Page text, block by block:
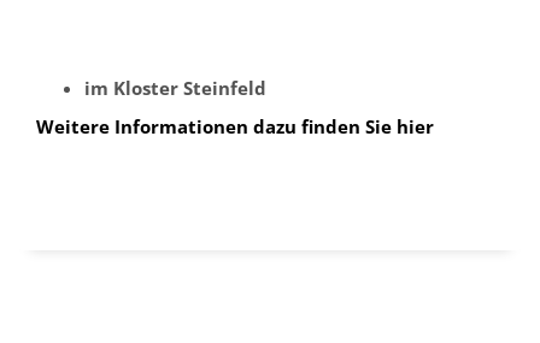
im Kloster Steinfeld
Weitere Informationen dazu finden Sie hier